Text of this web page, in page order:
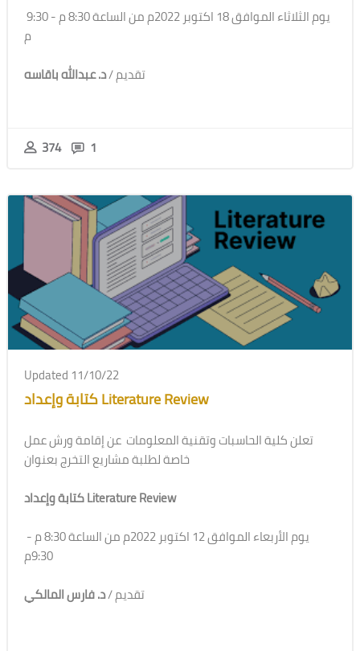
م
تقديم /د. عبدالله باقاسه
374 1
Updated 11/10/22
كتابة وإعداد Literature Review
تعلن كلية الحاسبات وتقنية المعلومات عن إقامة ورش عمل
خاصة لطلبة مشاريع التخرج بعنوان
كتابة وإعداد Literature Review
9:30م
تقديم /د. فارس المالكي